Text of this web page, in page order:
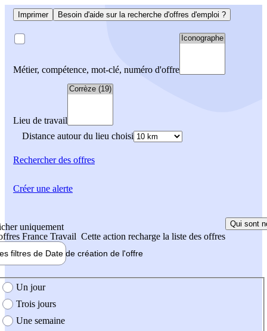
Imprimer Besoin d'aide sur la recherche d'offres d'emploi ?
Métier, compétence, mot-clé, numéro d'offre
Lieu de travail
Distance autour du lieu choisi
Rechercherdes offres
uniquement
France Travail Cette action recharge la liste des offres
Qui sont
filtres de Date de création de l'offre
création de l'offre
Un jour
Trois jours
Une semaine
Créer une alerte